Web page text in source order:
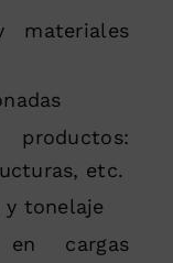
materiales
etc.
y tonelaje
en cargas